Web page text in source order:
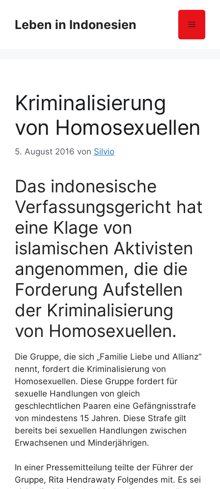
Leben in Indonesien Menü
Kriminalisierung
von Homosexuellen
5. August 2016 von Silvio
Das indonesische
Verfassungsgericht hat
eine Klage von
islamischen Aktivisten
angenommen, die die
Forderung Aufstellen
der Kriminalisierung
von Homosexuellen.
Die Gruppe, die sich „Familie Liebe und Allianz“
nennt, fordert die Kriminalisierung von
Homosexuellen. Diese Gruppe fordert für
sexuelle Handlungen von gleich
geschlechtlichen Paaren eine Gefängnisstrafe
von mindestens 15 Jahren. Diese Strafe gilt
bereits bei sexuellen Handlungen zwischen
Erwachsenen und Minderjährigen.
In einer Pressemitteilung teilte der Führer der
Gruppe, Rita Hendrawaty Folgendes mit. Es sei